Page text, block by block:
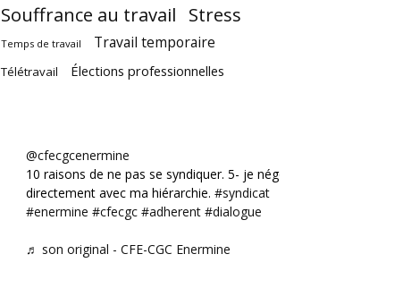
Souffrance au travail Stress
Temps de travail Travail temporaire
Télétravail Élections professionnelles
@cfecgcenermine
10 raisons de ne pas se syndiquer. 5- je négocie
directement avec ma hiérarchie. #syndicat
#enermine #cfecgc #adherent #dialogue
♬ son original - CFE-CGC Enermine